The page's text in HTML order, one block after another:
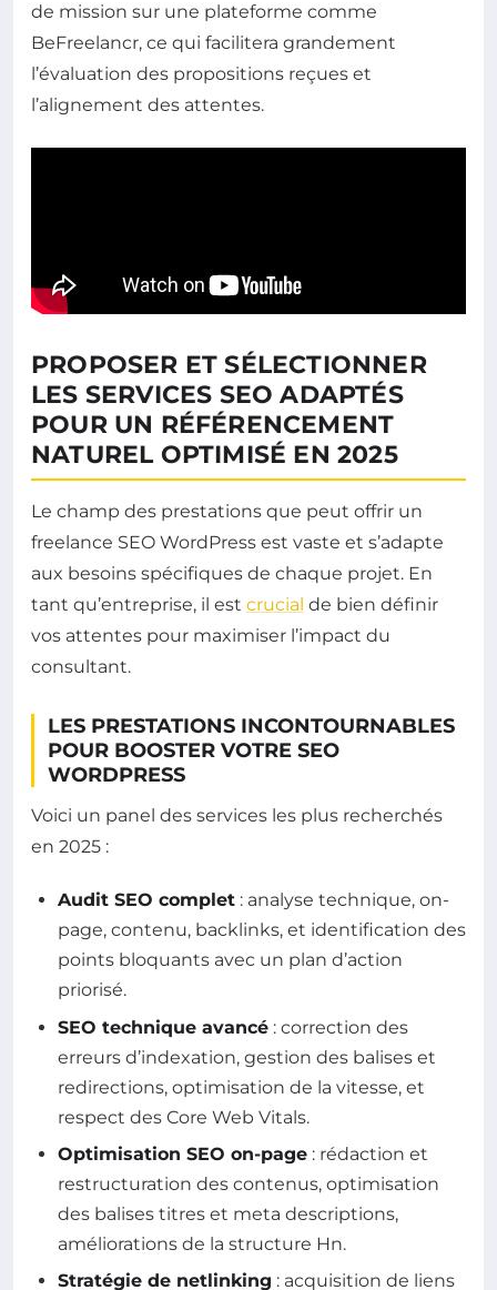
de mission sur une plateforme comme
BeFreelancr, ce qui facilitera grandement
l’évaluation des propositions reçues et
l’alignement des attentes.
PROPOSER ET SÉLECTIONNER
LES SERVICES SEO ADAPTÉS
POUR UN RÉFÉRENCEMENT
NATUREL OPTIMISÉ EN 2025
Le champ des prestations que peut offrir un
freelance SEO WordPress est vaste et s’adapte
aux besoins spécifiques de chaque projet. En
tant qu’entreprise, il est crucial de bien définir
vos attentes pour maximiser l’impact du
consultant.
LES PRESTATIONS INCONTOURNABLES
POUR BOOSTER VOTRE SEO
WORDPRESS
Voici un panel des services les plus recherchés
en 2025 :
Audit SEO complet : analyse technique, on-
page, contenu, backlinks, et identification des
points bloquants avec un plan d’action
priorisé.
SEO technique avancé : correction des
erreurs d’indexation, gestion des balises et
redirections, optimisation de la vitesse, et
respect des Core Web Vitals.
Optimisation SEO on-page : rédaction et
restructuration des contenus, optimisation
des balises titres et meta descriptions,
améliorations de la structure Hn.
Stratégie de netlinking : acquisition de liens